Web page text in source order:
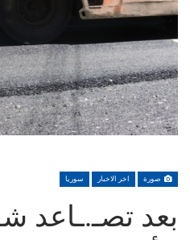
صورة اخر الاخبار سوريا
بعد تصـ.ـاعد